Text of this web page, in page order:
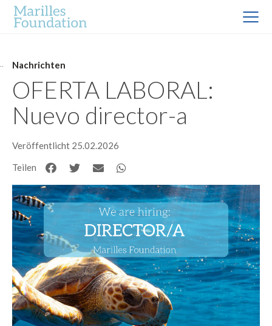
Nachrichten
OFERTA LABORAL:
Nuevo director-a
Veröffentlicht 25.02.2026
Teilen